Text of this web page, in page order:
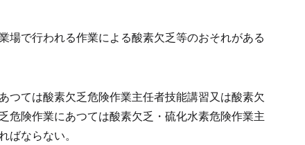
場で行われる作業による酸素欠乏等のおそれがある
つては酸素欠乏危険作業主任者技能講習又は酸素欠
危険作業にあつては酸素欠乏・硫化水素危険作業主
ならない。